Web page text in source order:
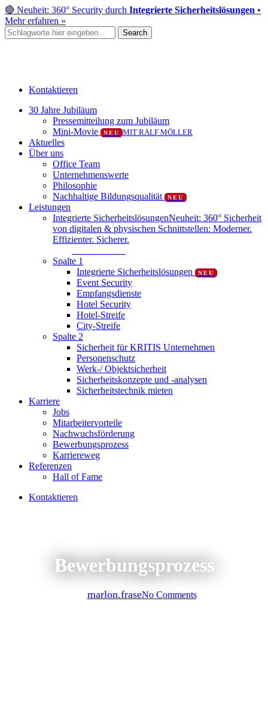
Skip
to
main
content
🔴 Neuheit: 360° Security durch Integrierte Sicherheitslösungen •
Mehr erfahren »
Search
Kontaktieren
Menu
30 Jahre Jubiläum
Pressemitteilung zum Jubiläum
Mini-Movie
NEU MIT RALF MÖLLER
Aktuelles
Über uns
Office Team
Unternehmenswerte
Philosophie
Nachhaltige Bildungsqualität
NEU
Leistungen
Integrierte SicherheitslösungenNeuheit: 360° Sicherheit
von digitalen & physischen Schnittstellen: Moderner.
Effizienter. Sicherer.
Spalte 1
Integrierte Sicherheitslösungen
NEU
Event Security
Empfangsdienste
Hotel Security
Hotel-Streife
City-Streife
Spalte 2
Sicherheit für KRITIS Unternehmen
Personenschutz
Werk-/ Objektsicherheit
Sicherheitskonzepte und -analysen
Sicherheitstechnik mieten
Karriere
Jobs
Mitarbeitervorteile
Nachwuchsförderung
Bewerbungsprozess
Karriereweg
Referenzen
Hall of Fame
Kontaktieren
Bewerbungsprozess
marlon.fraseNo Comments